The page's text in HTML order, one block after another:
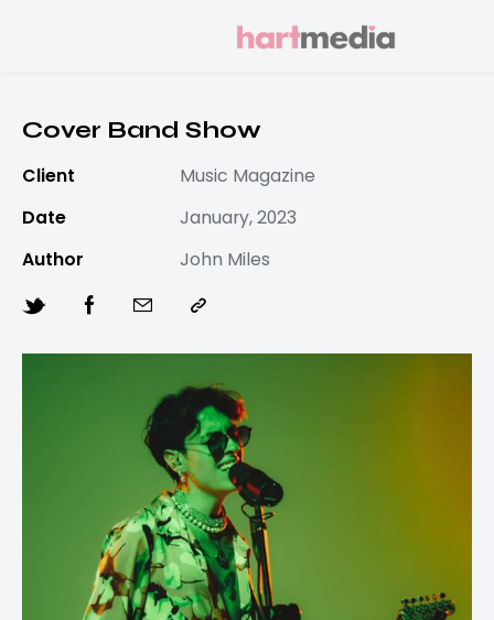
Cover Band Show
Client
Music Magazine
Date
January, 2023
Author
John Miles